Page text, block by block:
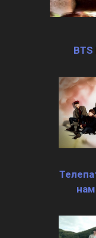
BTS